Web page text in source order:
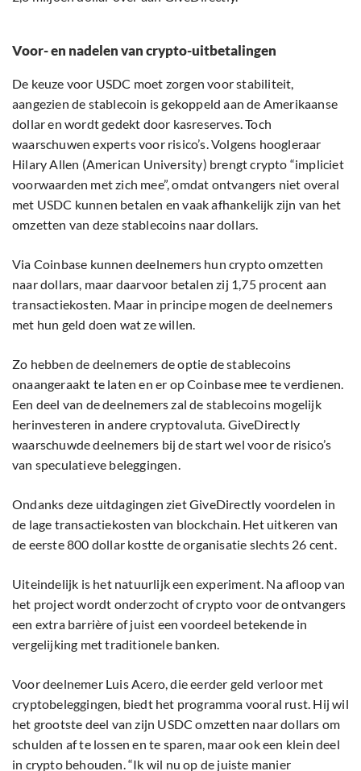
Voor- en nadelen van crypto-uitbetalingen
De keuze voor USDC moet zorgen voor stabiliteit,
aangezien de stablecoin is gekoppeld aan de Amerikaanse
dollar en wordt gedekt door kasreserves. Toch
waarschuwen experts voor risico’s. Volgens hoogleraar
Hilary Allen (American University) brengt crypto “impliciet
voorwaarden met zich mee”, omdat ontvangers niet overal
met USDC kunnen betalen en vaak afhankelijk zijn van het
omzetten van deze stablecoins naar dollars.
Via Coinbase kunnen deelnemers hun crypto omzetten
naar dollars, maar daarvoor betalen zij 1,75 procent aan
transactiekosten. Maar in principe mogen de deelnemers
met hun geld doen wat ze willen.
Zo hebben de deelnemers de optie de stablecoins
onaangeraakt te laten en er op Coinbase mee te verdienen.
Een deel van de deelnemers zal de stablecoins mogelijk
herinvesteren in andere cryptovaluta. GiveDirectly
waarschuwde deelnemers bij de start wel voor de risico’s
van speculatieve beleggingen.
Ondanks deze uitdagingen ziet GiveDirectly voordelen in
de lage transactiekosten van blockchain. Het uitkeren van
de eerste 800 dollar kostte de organisatie slechts 26 cent.
Uiteindelijk is het natuurlijk een experiment. Na afloop van
het project wordt onderzocht of crypto voor de ontvangers
een extra barrière of juist een voordeel betekende in
vergelijking met traditionele banken.
Voor deelnemer Luis Acero, die eerder geld verloor met
cryptobeleggingen, biedt het programma vooral rust. Hij wil
het grootste deel van zijn USDC omzetten naar dollars om
schulden af te lossen en te sparen, maar ook een klein deel
in crypto behouden. “Ik wil nu op de juiste manier